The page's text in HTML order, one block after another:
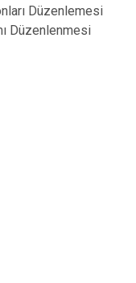
Düzenlemesi
Düzenlenmesi